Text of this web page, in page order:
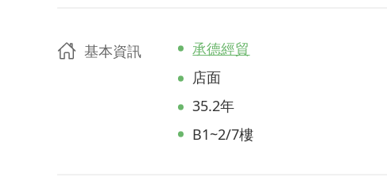
基本資訊
承德經貿
店面
35.2年
B1~2/7樓